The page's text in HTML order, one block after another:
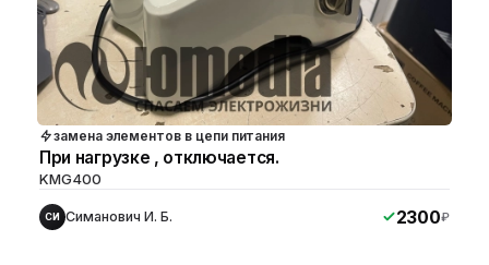
замена элементов в цепи питания
При нагрузке , отключается.
KMG400
СИ Симанович И. Б. 2300₽